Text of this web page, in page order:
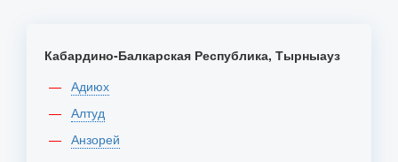
Кабардино-Балкарская Республика, Тырныауз
Адиюх
Алтуд
Анзорей